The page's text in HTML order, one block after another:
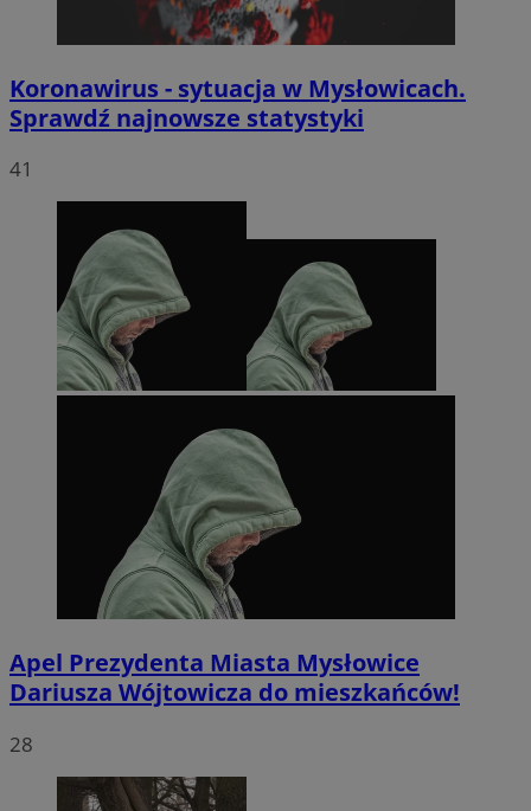
Koronawirus - sytuacja w Mysłowicach.
Sprawdź najnowsze statystyki
41
Apel Prezydenta Miasta Mysłowice
Dariusza Wójtowicza do mieszkańców!
28